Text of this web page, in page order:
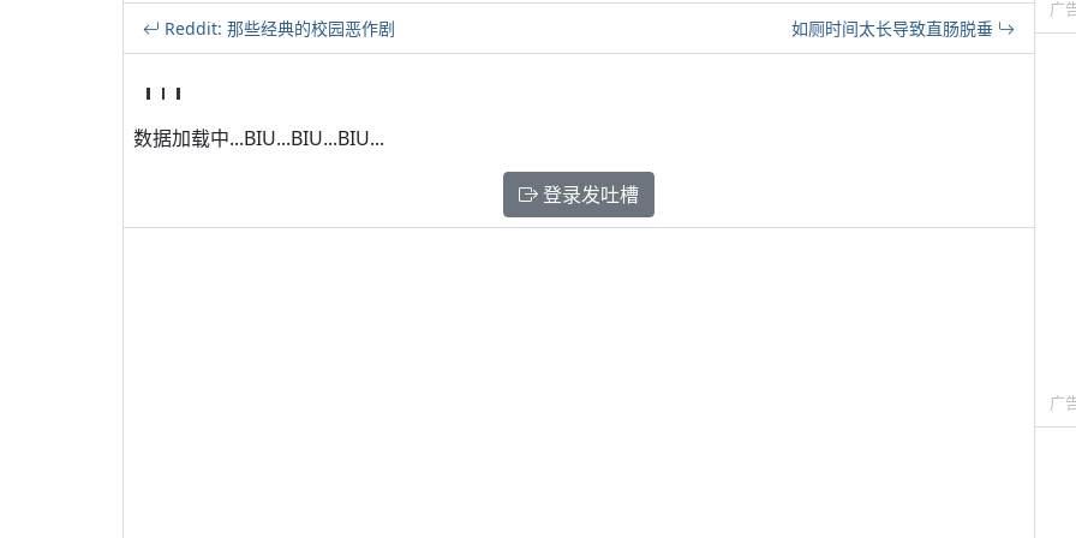
Reddit: 那些经典的校园恶作剧 如厕时间太长导致直肠脱垂
数据加载中...BIU...BIU...BIU...
登录发吐槽
广
广